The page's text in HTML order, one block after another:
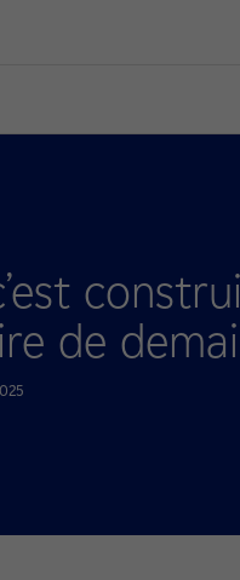
de